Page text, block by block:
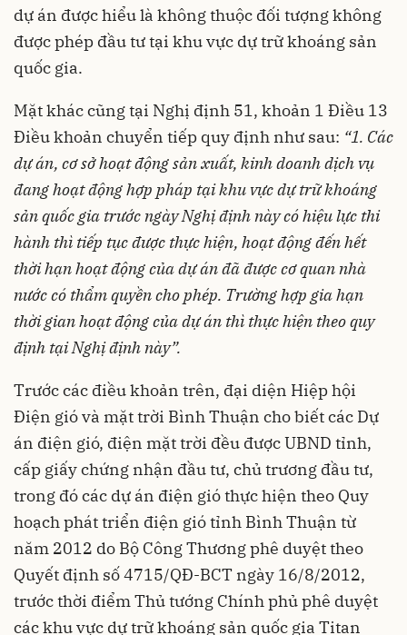
dự án được hiểu là không thuộc đối tượng không
được phép đầu tư tại khu vực dự trữ khoáng sản
quốc gia.
Mặt khác cũng tại Nghị định 51, khoản 1 Điều 13
Điều khoản chuyển tiếp quy định như sau: “1. Các
dự án, cơ sở hoạt động sản xuất, kinh doanh dịch vụ
đang hoạt động hợp pháp tại khu vực dự trữ khoáng
sản quốc gia trước ngày Nghị định này có hiệu lực thi
hành thì tiếp tục được thực hiện, hoạt động đến hết
thời hạn hoạt động của dự án đã được cơ quan nhà
nước có thẩm quyền cho phép. Trường hợp gia hạn
thời gian hoạt động của dự án thì thực hiện theo quy
định tại Nghị định này”.
Trước các điều khoản trên, đại diện Hiệp hội
Điện gió và mặt trời Bình Thuận cho biết các Dự
án điện gió, điện mặt trời đều được UBND tỉnh,
cấp giấy chứng nhận đầu tư, chủ trương đầu tư,
trong đó các dự án điện gió thực hiện theo Quy
hoạch phát triển điện gió tỉnh Bình Thuận từ
năm 2012 do Bộ Công Thương phê duyệt theo
Quyết định số 4715/QĐ-BCT ngày 16/8/2012,
trước thời điểm Thủ tướng Chính phủ phê duyệt
các khu vực dự trữ khoáng sản quốc gia Titan